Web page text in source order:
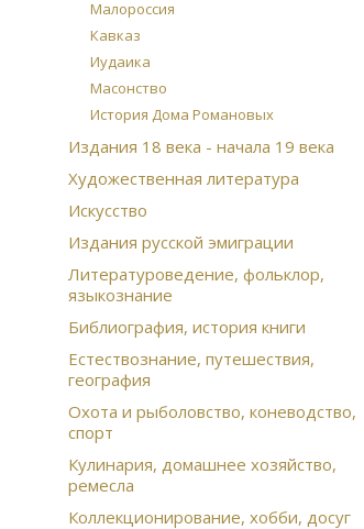
Малороссия
Кавказ
Иудаика
Масонство
История Дома Романовых
Издания 18 века - начала 19 века
Художественная литература
Искусство
Издания русской эмиграции
Литературоведение, фольклор,
языкознание
Библиография, история книги
Естествознание, путешествия,
география
Охота и рыболовство, коневодство,
спорт
Кулинария, домашнее хозяйство,
ремесла
Коллекционирование, хобби, досуг